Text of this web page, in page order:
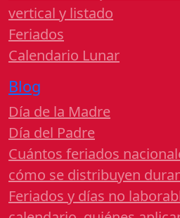
vertical y listado
Feriados
Calendario Lunar
Blog
Día de la Madre
Día del Padre
Cuántos feriados
cómo se distribuyen
Feriados y días no